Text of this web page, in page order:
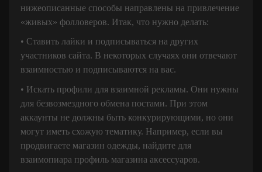
нижеописанные способы направлены на привлечение
«живых» фолловеров. Итак, что нужно делать:
• Ставить лайки и подписываться на других
участников сайта. В некоторых случаях они отвечают
взаимностью и подписываются на вас.
• Искать профили для взаимной рекламы. Они нужны
для безвозмездного обмена постами. При этом
аккаунты не должны быть конкурирующими, но они
могут иметь схожую тематику. Например, если вы
продвигаете магазин одежды, найдите для
взаимопиара профиль магазина аксессуаров.